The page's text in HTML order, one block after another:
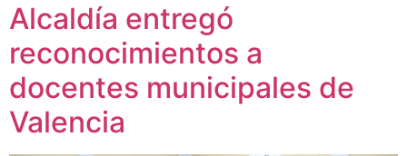
Alcaldía entregó
reconocimientos a
docentes municipales de
Valencia